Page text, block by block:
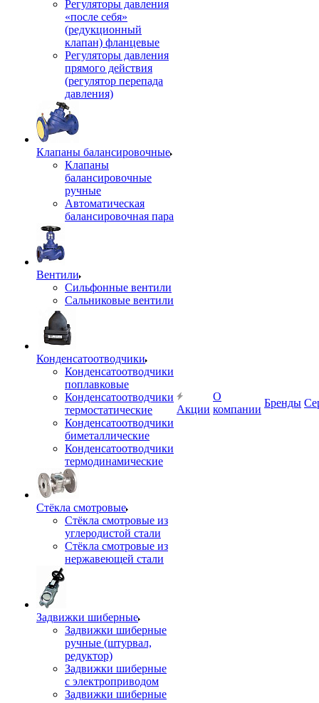
Регуляторы давления
«после себя»
(редукционный
клапан) фланцевые
Регуляторы давления
прямого действия
(регулятор перепада
давления)
Клапаны балансировочные
Клапаны
балансировочные
ручные
Автоматическая
балансировочная пара
Вентили
Сильфонные вентили
Сальниковые вентили
Конденсатоотводчики
Конденсатоотводчики
поплавковые
Конденсатоотводчики
термостатические
Конденсатоотводчики
биметаллические
Конденсатоотводчики
термодинамические
Стёкла смотровые
Стёкла смотровые из
углеродистой стали
Стёкла смотровые из
нержавеющей стали
Задвижки шиберные
Задвижки шиберные
ручные (штурвал,
редуктор)
Задвижки шиберные
с электроприводом
Задвижки шиберные
Акции
О
компании
Бренды